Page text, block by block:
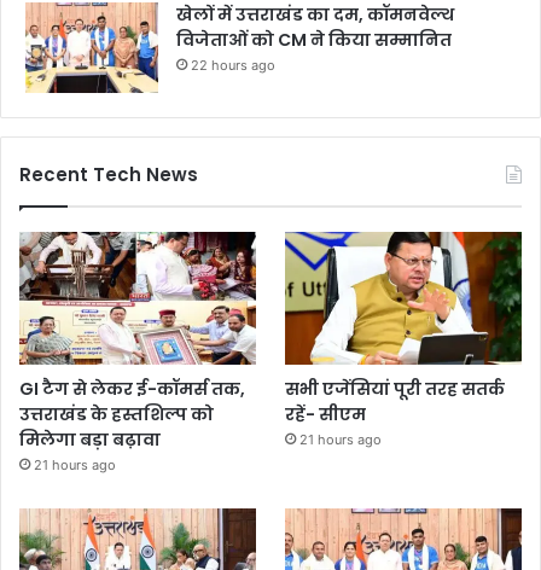
खेलों में उत्तराखंड का दम, कॉमनवेल्थ
विजेताओं को CM ने किया सम्मानित
22 hours ago
Recent Tech News
GI टैग से लेकर ई-कॉमर्स तक,
उत्तराखंड के हस्तशिल्प को
मिलेगा बड़ा बढ़ावा
21 hours ago
सभी एजेंसियां पूरी तरह सतर्क
रहें- सीएम
21 hours ago